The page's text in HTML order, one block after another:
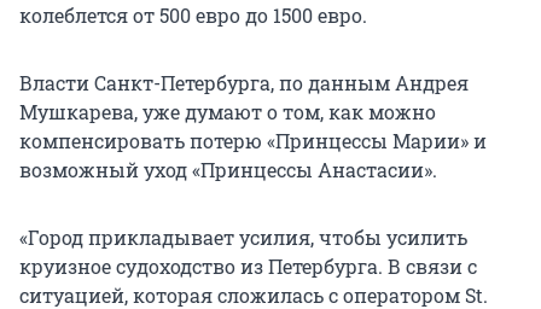
колеблется от 500 евро до 1500 евро.
Власти Санкт-Петербурга, по данным Андрея
Мушкарева, уже думают о том, как можно
компенсировать потерю «Принцессы Марии» и
возможный уход «Принцессы Анастасии».
«Город прикладывает усилия, чтобы усилить
круизное судоходство из Петербурга. В связи с
ситуацией, которая сложилась с оператором St.